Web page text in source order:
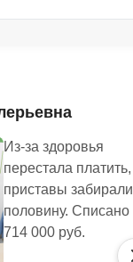
Из-за здоровья
перестала платить,
приставы забирали
половину. Списано
714 000 руб.